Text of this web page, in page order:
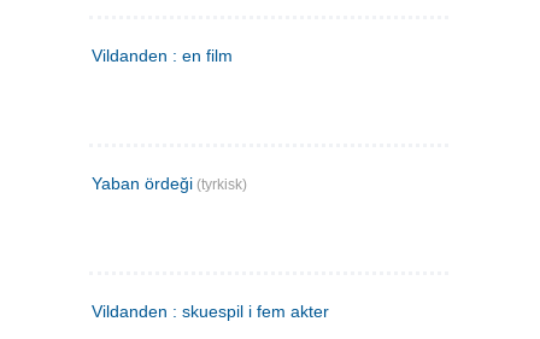
Vildanden : en film
Yaban ördeği (tyrkisk)
Vildanden : skuespil i fem akter